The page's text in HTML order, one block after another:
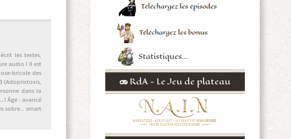
les textes,
audio ! Il est
bricole des
(Adoprixtoxis,
dans la
Âge : avancé
sobre... smart
RdA - Le Jeu de plateau